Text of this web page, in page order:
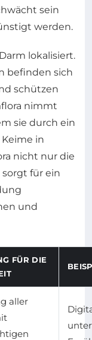
sein
werden.
lokalisiert.
befinden sich
schützen
nimmt
sie durch ein
in
nicht nur die
für ein
und
FÜR DIE
aller